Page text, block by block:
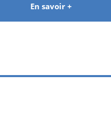
En savoir +